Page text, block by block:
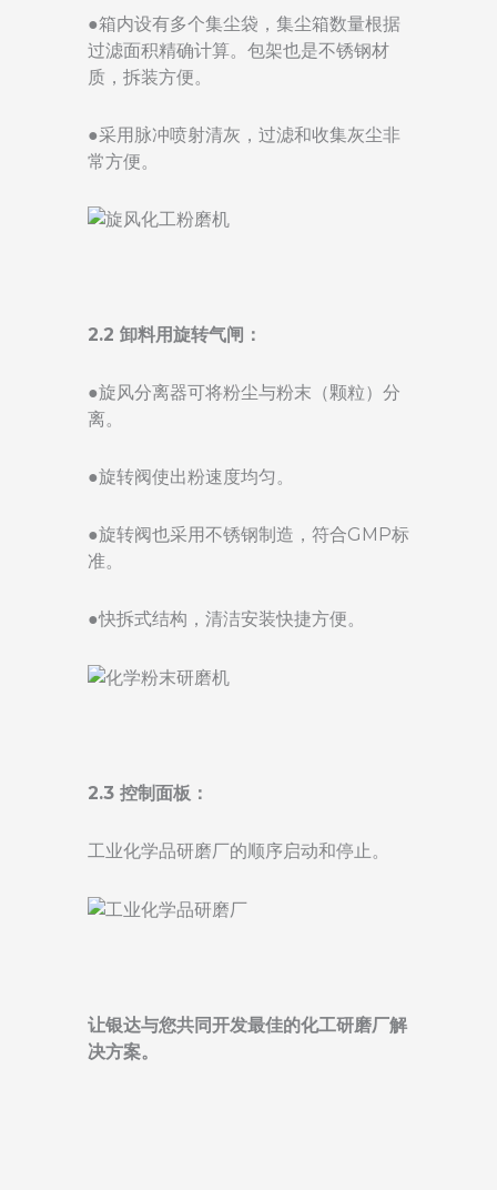
●箱内设有多个集尘袋，集尘箱数量根据
过滤面积精确计算。包架也是不锈钢材
质，拆装方便。
●采用脉冲喷射清灰，过滤和收集灰尘非
常方便。
2.2 卸料用旋转气闸：
●旋风分离器可将粉尘与粉末（颗粒）分
离。
●旋转阀使出粉速度均匀。
●旋转阀也采用不锈钢制造，符合GMP标
准。
●快拆式结构，清洁安装快捷方便。
2.3 控制面板：
工业化学品研磨厂的顺序启动和停止。
让银达与您共同开发最佳的化工研磨厂解
决方案。